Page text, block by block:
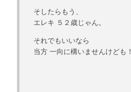
そしたらもう、
エレキ ５２歳じゃん。
それでもいいなら
当方 一向に構いませんけども！